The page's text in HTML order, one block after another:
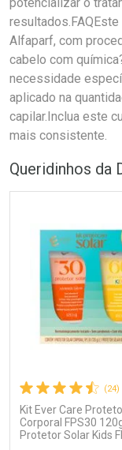
Alfaparf, com
cabelo com
necessidade
aplicado na
capilar.Inclua este
mais consistente.
Queridinhos da
(24)
Kit Ever Care
Corporal FPS30
Protetor Solar Kids